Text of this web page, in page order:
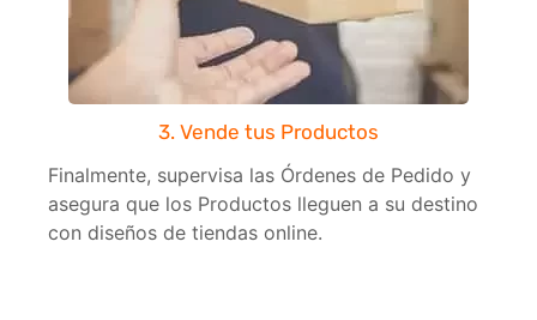
3. Vende tus Productos
Finalmente, supervisa las Órdenes de Pedido y
asegura que los Productos lleguen a su destino
con diseños de tiendas online.